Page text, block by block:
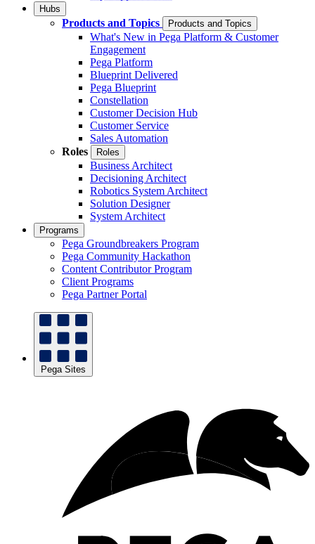
Hubs
Products and Topics Products and Topics
What's New in Pega Platform & Customer
Engagement
Pega Platform
Blueprint Delivered
Pega Blueprint
Constellation
Customer Decision Hub
Customer Service
Sales Automation
Roles
Roles
Business Architect
Decisioning Architect
Robotics System Architect
Solution Designer
System Architect
Programs
Pega Groundbreakers Program
Pega Community Hackathon
Content Contributor Program
Client Programs
Pega Partner Portal
Pega Sites